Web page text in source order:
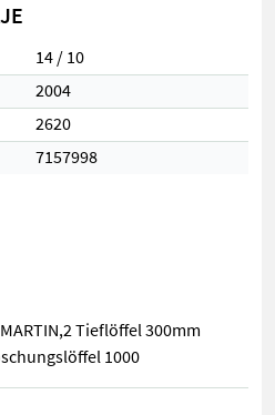
14 / 10
2004
2620
7157998
Tieflöffel 300mm
1000
Tieflöffel 300mm